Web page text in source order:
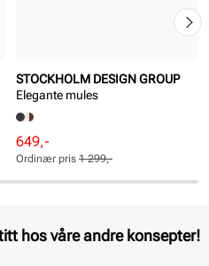
STOCKHOLM DESIGN GROUP
Elegante mules
Rabattert
pris
Pris
649,-
Ordinær
pris
Pris
Ordinær pris 1 299,-
hos våre andre konsepter!